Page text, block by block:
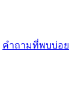
คำถามที่พบบ่อย